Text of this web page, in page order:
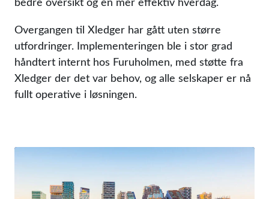
Overgangen til Xledger har gått uten større
utfordringer. Implementeringen ble i stor grad
håndtert internt hos Furuholmen, med støtte fra
Xledger der det var behov, og alle selskaper er nå
fullt operative i løsningen.